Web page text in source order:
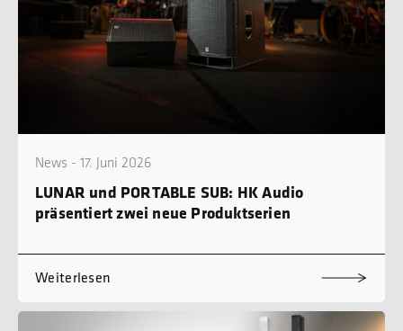
News - 17. Juni 2026
LUNAR und PORTABLE SUB: HK Audio
präsentiert zwei neue Produktserien
Weiterlesen